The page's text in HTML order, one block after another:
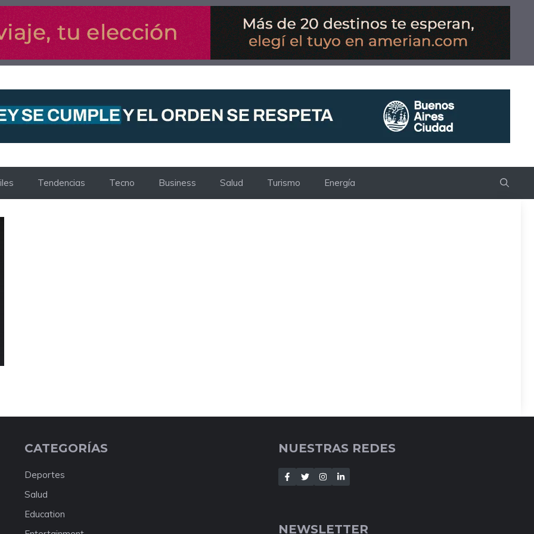
Tendencias Tecno Business Salud Turismo Energía
CATEGORÍAS
Deportes
Salud
Education
NUESTRAS REDES
NEWSLETTER